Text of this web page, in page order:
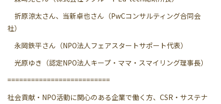
折原涼太さん、当新卓也さん（PwCコンサルティング合同会
社）
永岡鉄平さん（NPO法人フェアスタートサポート代表）
光原ゆき（認定NPO法人キープ・ママ・スマイリング理事長）
==========================
社会貢献・NPO活動に関心のある企業で働く方、CSR・サステナ